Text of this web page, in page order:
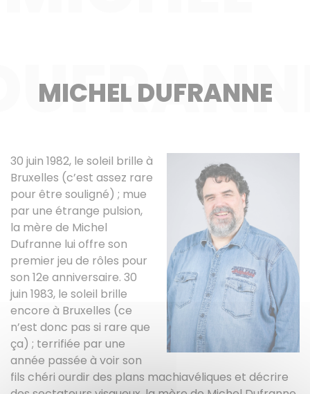
MICHEL DUFRANNE
30 juin 1982, le soleil brille à
Bruxelles (c’est assez rare
pour être souligné) ; mue
par une étrange pulsion,
la mère de Michel
Dufranne lui offre son
premier jeu de rôles pour
son 12e anniversaire. 30
juin 1983, le soleil brille
encore à Bruxelles (ce
n’est donc pas si rare que
ça) ; terrifiée par une
année passée à voir son
fils chéri ourdir des plans machiavéliques et décrire